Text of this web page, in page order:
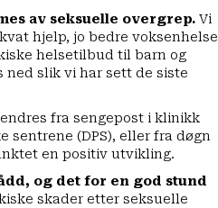
av seksuelle overgrep. Vi
hjelp, jo bedre voksenhelse
helsetilbud til barn og
ned slik vi har sett de siste
fra sengepost i klinikk
sentrene (DPS), eller fra døgn
en positiv utvikling.
og det for en god stund
skader etter seksuelle